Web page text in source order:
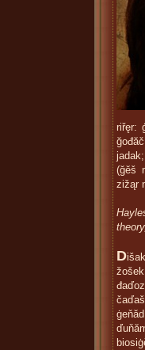
riřęr:
(ğĕš
zižąr
D